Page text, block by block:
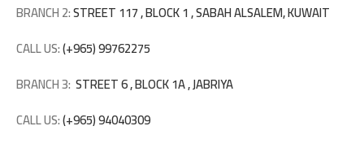
BRANCH 2:STREET 117 , BLOCK 1 , SABAH ALSALEM, KUWAIT
CALL US:(+965) 99762275
BRANCH 3: STREET 6 , BLOCK 1A , JABRIYA
CALL US:(+965) 94040309